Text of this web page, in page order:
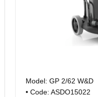
Model: GP 2/62 W&D
• Code: ASDO15022